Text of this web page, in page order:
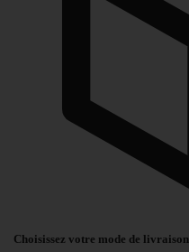
Choisissez votre mode de livraison